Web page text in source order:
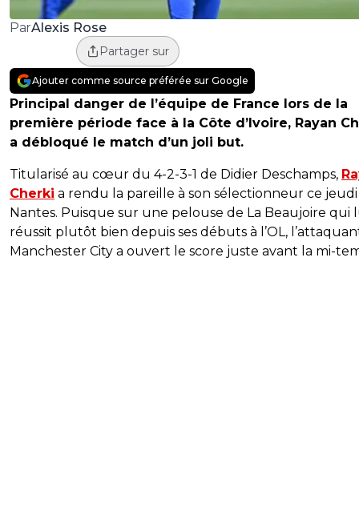
ParAlexis Rose
Partager sur
Ajouter comme source préférée sur Google
Principal danger de l’équipe de France lors de la
première période face à la Côte d’Ivoire, Rayan
a débloqué le match d’un joli but.
Titularisé au cœur du 4-2-3-1 de Didier Deschamps,
Cherki a rendu la pareille à son sélectionneur ce jeudi
Nantes. Puisque sur une pelouse de La Beaujoire qui
réussit plutôt bien depuis ses débuts à l’OL,
Manchester City a ouvert le score juste avant la mi-